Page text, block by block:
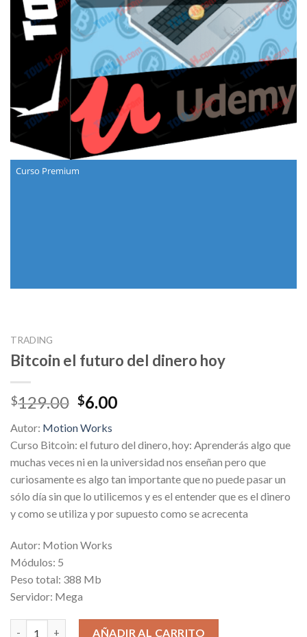
Curso Premium
TRADING
Bitcoin el futuro del dinero hoy
$129.00 Original
was:
$129.00.
$6.00Current
$6.00.
Autor: Motion Works
Curso Bitcoin: el futuro del dinero, hoy: Aprenderás algo que
muchas veces ni en la universidad nos enseñan pero que
curiosamente es algo tan importante que no puede pasar un
sólo día sin que lo utilicemos y es el entender que es el dinero
y como se utiliza y por supuesto como se acrecenta
Autor: Motion Works
Módulos: 5
Peso total: 388 Mb
Servidor: Mega
Bitcoin el futuro del dinero hoy cantidad
AÑADIR AL CARRITO